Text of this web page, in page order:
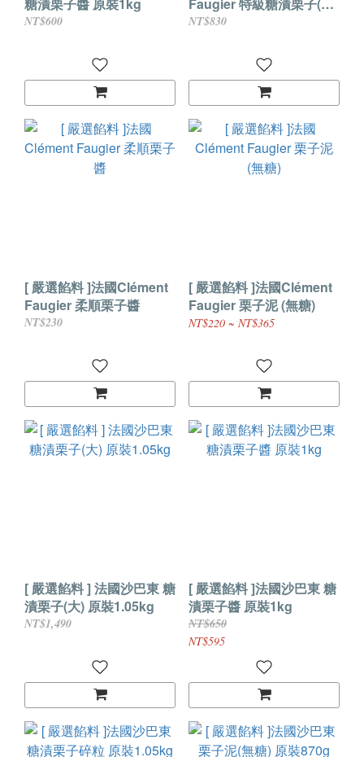
糖漬栗子醬 原裝1kg
NT$600
Faugier 特級糖漬栗子(含
糖) 原裝540g
NT$830
[ 嚴選餡料 ]法國Clément
Faugier 柔順栗子醬
NT$230
[ 嚴選餡料 ]法國Clément
Faugier 栗子泥 (無糖)
NT$220 ~ NT$365
[ 嚴選餡料 ] 法國沙巴東 糖
漬栗子(大) 原裝1.05kg
NT$1,490
[ 嚴選餡料 ]法國沙巴東 糖
漬栗子醬 原裝1kg
NT$650
NT$595